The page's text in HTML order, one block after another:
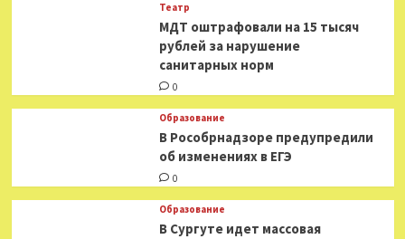
Театр
МДТ оштрафовали на 15 тысяч
рублей за нарушение
санитарных норм
0
Образование
В Рособрнадзоре предупредили
об изменениях в ЕГЭ
0
Образование
В Сургуте идет массовая